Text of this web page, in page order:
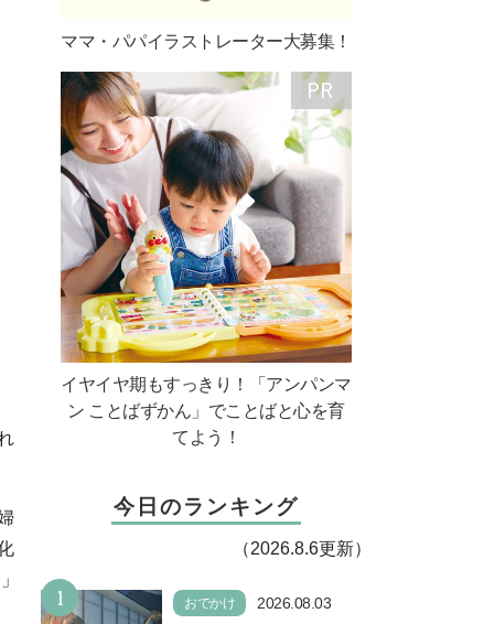
ママ・パパイラストレーター大募集！
イヤイヤ期もすっきり！「アンパンマ
ン ことばずかん」でことばと心を育
てよう！
今日のランキング
（2026.8.6更新）
1 おでかけ
2026.08.03